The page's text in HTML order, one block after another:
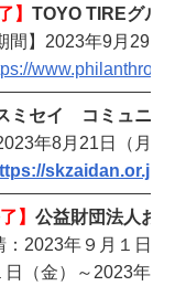
】 TOYO TIREグルー
間】2023年9月29日
ミセイ コミュニテ
年8月21日（月）
skzaidan.or.jp/
】 公益財団法人お金
：2023年９月１日（
（金）～2023年９